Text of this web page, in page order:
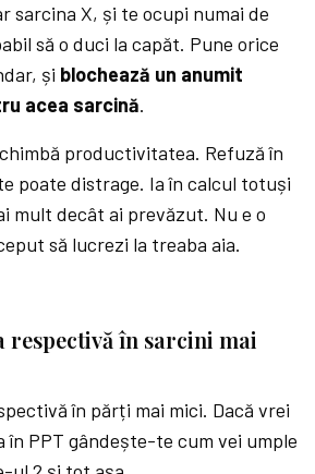
sarcina X, și te ocupi numai de
să o duci la capăt. Pune orice
și blochează un anumit
acea sarcină.
productivitatea. Refuză în
poate distrage. Ia în calcul totuși
mult decât ai prevăzut. Nu e o
să lucrezi la treaba aia.
în sarcini mai
în părți mai mici. Dacă vrei
în PPT gândește-te cum vei umple